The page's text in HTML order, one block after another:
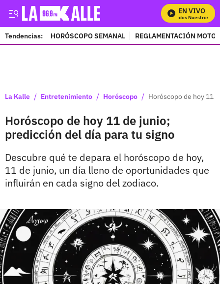
EN VIVO
Mira Todos Nuestros
Tendencias: HORÓSCOPO SEMANAL REGLAMENTACIÓN
La Kalle / Entretenimiento / Horóscopo / Horóscopo de hoy 11
Horóscopo de hoy 11 de junio;
predicción del día para tu signo
Descubre qué te depara el horóscopo de hoy,
11 de junio, un día lleno de oportunidades que
influirán en cada signo del zodiaco.